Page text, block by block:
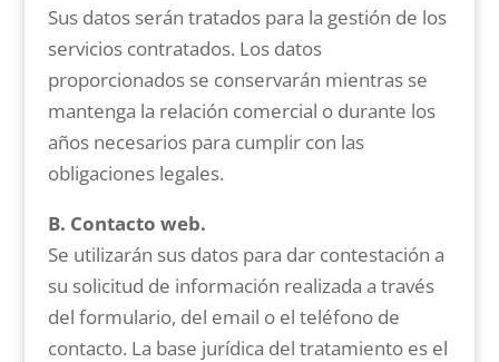
Sus datos serán tratados para la gestión de los
servicios contratados. Los datos
proporcionados se conservarán mientras se
mantenga la relación comercial o durante los
años necesarios para cumplir con las
obligaciones legales.
B. Contacto web.
Se utilizarán sus datos para dar contestación a
su solicitud de información realizada a través
del formulario, del email o el teléfono de
contacto. La base jurídica del tratamiento es el